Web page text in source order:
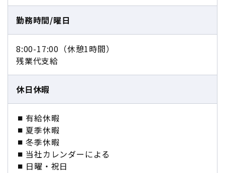
勤務時間/曜日
8:00-17:00（休憩1時間）
残業代支給
休日休暇
有給休暇
夏季休暇
冬季休暇
当社カレンダーによる
日曜・祝日